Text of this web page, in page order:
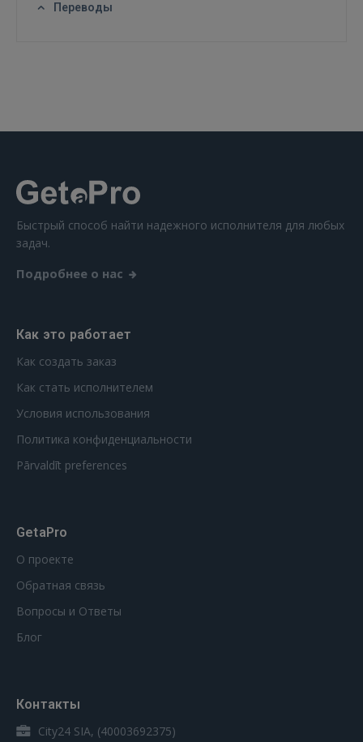
 Sign in with Apple
Переводы
Быстрый способ найти надежного исполнителя для любых
задач.
Подробнее о нас
Как это работает
Как создать заказ
Как стать исполнителем
Условия использования
Политика конфиденциальности
Pārvaldīt preferences
GetaPro
О проекте
Обратная связь
Вопросы и Ответы
Блог
Контакты
City24 SIA, (40003692375)